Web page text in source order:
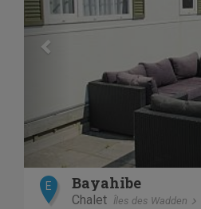
E Bayahibe
Chalet Îles des Wadden